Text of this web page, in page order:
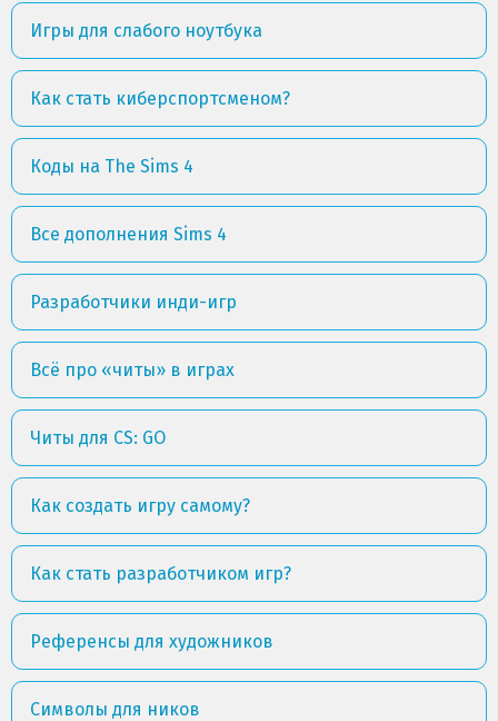
Игры для слабого ноутбука
Как стать киберспортсменом?
Коды на The Sims 4
Все дополнения Sims 4
Разработчики инди-игр
Всё про «читы» в играх
Читы для CS: GO
Как создать игру самому?
Как стать разработчиком игр?
Референсы для художников
Символы для ников